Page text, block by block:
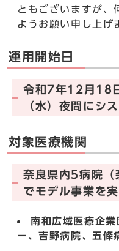
ともございますが、
ようお願い申し上げ
運用開始日
令和7年12月
（水）夜間にシ
対象医療機関
奈良県内5病院（
でモデル事業を実
南和広域医療企
ー、吉野病院、五條